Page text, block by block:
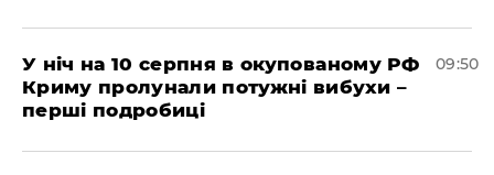
У ніч на 10 серпня в окупованому РФ
Криму пролунали потужні вибухи –
перші подробиці
09:50